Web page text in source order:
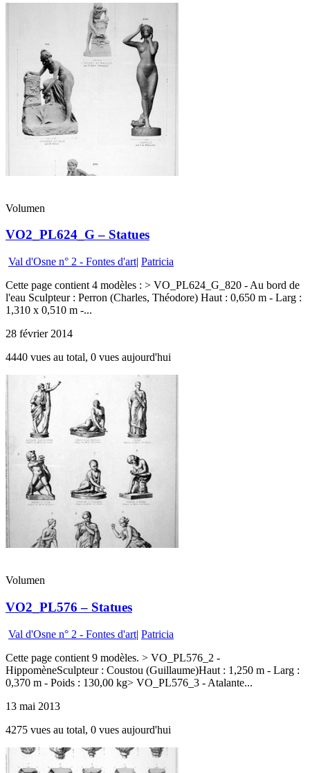
Volumen
VO2_PL624_G – Statues
Val d'Osne n° 2 - Fontes d'art| Patricia
Cette page contient 4 modèles : > VO_PL624_G_820 - Au bord de
l'eau Sculpteur : Perron (Charles, Théodore) Haut : 0,650 m - Larg :
1,310 x 0,510 m -...
28 février 2014
4440 vues au total, 0 vues aujourd'hui
Volumen
VO2_PL576 – Statues
Val d'Osne n° 2 - Fontes d'art| Patricia
Cette page contient 9 modèles. > VO_PL576_2 -
HippomèneSculpteur : Coustou (Guillaume)Haut : 1,250 m - Larg :
0,370 m - Poids : 130,00 kg> VO_PL576_3 - Atalante...
13 mai 2013
4275 vues au total, 0 vues aujourd'hui